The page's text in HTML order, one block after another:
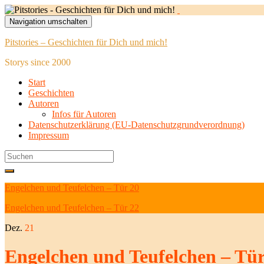
Navigation umschalten
Pitstories – Geschichten für Dich und mich!
Storys since 2000
Start
Geschichten
Autoren
Infos für Autoren
Datenschutzerklärung (EU-Datenschutzgrundverordnung)
Impressum
Search
for:
Engelchen und Teufelchen – Tür 20
Engelchen und Teufelchen – Tür 22
Dez. 21
Engelchen und Teufelchen –